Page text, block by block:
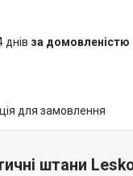
днів за домовленістю
для замовлення
штани